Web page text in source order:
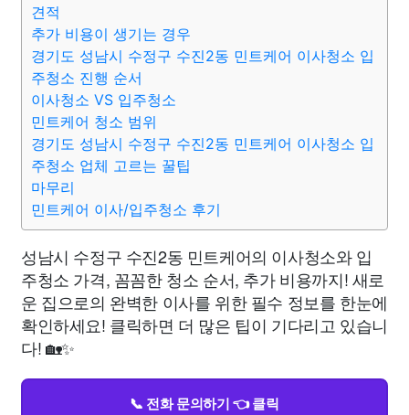
견적
추가 비용이 생기는 경우
경기도 성남시 수정구 수진2동 민트케어 이사청소 입
주청소 진행 순서
이사청소 VS 입주청소
민트케어 청소 범위
경기도 성남시 수정구 수진2동 민트케어 이사청소 입
주청소 업체 고르는 꿀팁
마무리
민트케어 이사/입주청소 후기
성남시 수정구 수진2동 민트케어의 이사청소와 입
주청소 가격, 꼼꼼한 청소 순서, 추가 비용까지! 새로
운 집으로의 완벽한 이사를 위한 필수 정보를 한눈에
확인하세요! 클릭하면 더 많은 팁이 기다리고 있습니
다! 🏡✨
📞 전화 문의하기 👈 클릭